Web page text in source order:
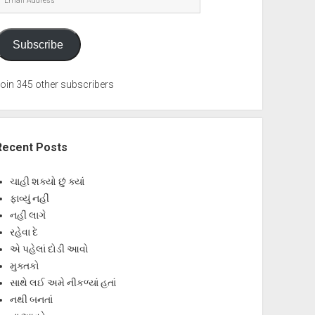
Subscribe
345 other subscribers
Posts
ચાહી શક્યો છું ક્યાં
ફાવ્યું નહીં
નહીં લાગે
રહેવા દે
એ પહેલાં દોડી આવો
મુક્તકો
સાથે લઈ અમે નીકળ્યાં હતાં
નથી બનતાં